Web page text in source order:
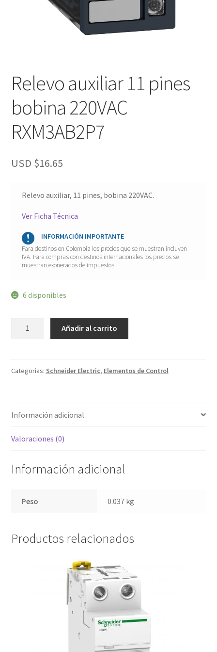
Relevo auxiliar 11 pines
bobina 220VAC
RXM3AB2P7
USD $16.65
Relevo auxiliar, 11 pines, bobina 220VAC.
Ver Ficha Técnica
INFORMACIÓN IMPORTANTE
Para destinos en Colombia los precios que se muestran incluyen
IVA. Para compras con destinos internacionales los precios se
muestran exonerados de impuestos.
6 disponibles
Relevo
auxiliar
RXM3AB2P7
cantidad
Añadir al carrito
Categorías: Schneider Electric, Elementos de Control
Información adicional
Valoraciones (0)
Información adicional
Peso 0.037 kg
Productos relacionados